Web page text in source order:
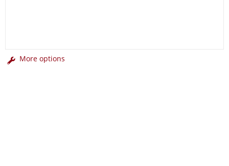
More options